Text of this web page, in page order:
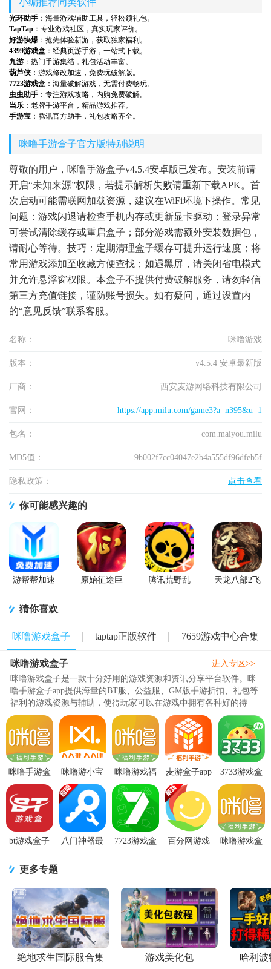
小编推荐同类软件
光环助手 ：海量游戏辅助工具，轻松领礼包。
TapTap ：专业游戏社区，真实玩家评价。
好游快爆 ：抢先体验新游，获取独家福利。
4399游戏盒 ：经典页游手游，一站式下载。
九游 ：热门手游集结，礼包活动丰富。
葫芦侠 ：游戏修改加速，免费玩破解版。
7723游戏盒 ：海量破解游戏，无需付费畅玩。
虫虫助手 ：专注游戏攻略，内购免费破解。
当乐 ：老牌手游平台，精品游戏推荐。
手游宝 ：腾讯官方助手，礼包攻略齐全。
咪噜手游盒子官方版特别说明
尊敬的用户，咪噜手游盒子v4.5.4安卓版已发布。安装前请
开启“未知来源”权限，若提示解析失败请重新下载APK。首
次启动可能需联网加载资源，建议在WiFi环境下操作。常见
问题：游戏闪退请检查手机内存或更新显卡驱动；登录异常
可尝试清除缓存或重启盒子；部分游戏需额外安装数据包，
请耐心等待。技巧：定期清理盒子缓存可提升运行速度；将
常用游戏添加至收藏方便查找；如遇黑屏，请关闭省电模式
并允许悬浮窗权限。本盒子不提供付费破解服务，请勿轻信
第三方充值链接，谨防账号损失。如有疑问，通过设置内
的“意见反馈”联系客服。
名称： 咪噜游戏
版本： v4.5.4 安卓最新版
厂商： 西安麦游网络科技有限公司
官网： https://app.milu.com/game3?a=n395&u=1
包名： com.maiyou.milu
MD5值： 9b002f7cc04047e2b4a555df96dfeb5f
隐私政策： 点击查看
你可能感兴趣的
游帮帮加速
原始征途巨
腾讯荒野乱
天龙八部2飞
猜你喜欢
咪噜游戏盒子 taptap正版软件 7659游戏中心合集
咪噜游戏盒子
咪噜游戏盒子是一款十分好用的游戏资源和资讯分享平台软件。咪
噜手游盒子app提供海量的BT服、公益服、GM版手游折扣、礼包等
福利的游戏资源与辅助，使得玩家可以在游戏中拥有各种好的待
遇，如上线送满VIP、无限元宝、高比例充值、高爆率快速通关等
等。同时，该应用还支持对游戏相关交易，如账号等，帮助用户可
以轻松地拥有一个强大的号，以求刺激与快感。不仅提供多种福利
与资源，而且还提供游戏资讯分享，让玩家能够及时..
进入专区>>
咪噜手游盒
子官方版
v4.5.4 安卓
最新版
咪噜游小宝
推广平台
V1.4.1 官方
安卓版
咪噜游戏福
利手游平台
V4.7.7 官方
正版
麦游盒子app
下载bt游戏
盒v4.4.7最
新版附ios
3733游戏盒
子app最新版
v6.5.10 官方
版
bt游戏盒子
最新版
八门神器最
版
7723游戏盒
百分网游戏
咪噜游戏盒
更多专题
绝地求生国际服合集 游戏美化包 哈利